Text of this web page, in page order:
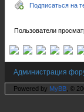
Подписаться на
Пользователи
Администрация
Powered by MyBB , ©